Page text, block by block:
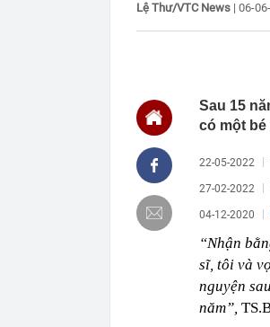
Lệ Thư/VTC News | 06-
Sau 15
có một
22-05-2022
27-02-2022
04-12-2020
“Nhận
sĩ, tôi và
nguyện
năm”,